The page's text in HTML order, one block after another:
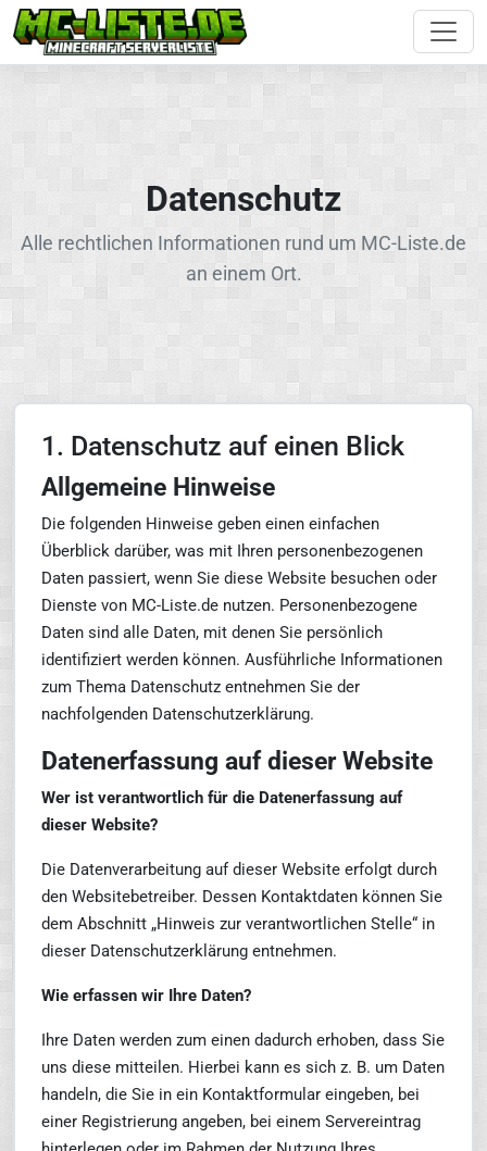
Datenschutz
Alle rechtlichen Informationen rund um MC-Liste.de
an einem Ort.
1. Datenschutz auf einen Blick
Allgemeine Hinweise
Die folgenden Hinweise geben einen einfachen
Überblick darüber, was mit Ihren personenbezogenen
Daten passiert, wenn Sie diese Website besuchen oder
Dienste von MC-Liste.de nutzen. Personenbezogene
Daten sind alle Daten, mit denen Sie persönlich
identifiziert werden können. Ausführliche Informationen
zum Thema Datenschutz entnehmen Sie der
nachfolgenden Datenschutzerklärung.
Datenerfassung auf dieser Website
Wer ist verantwortlich für die Datenerfassung auf
dieser Website?
Die Datenverarbeitung auf dieser Website erfolgt durch
den Websitebetreiber. Dessen Kontaktdaten können Sie
dem Abschnitt „Hinweis zur verantwortlichen Stelle“ in
dieser Datenschutzerklärung entnehmen.
Wie erfassen wir Ihre Daten?
Ihre Daten werden zum einen dadurch erhoben, dass Sie
uns diese mitteilen. Hierbei kann es sich z. B. um Daten
handeln, die Sie in ein Kontaktformular eingeben, bei
einer Registrierung angeben, bei einem Servereintrag